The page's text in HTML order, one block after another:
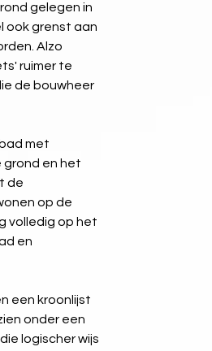
gelegen in
ook grenst aan
Alzo
ruimer te
de bouwheer
met
en het
de
op de
volledig op het
en
een kroonlijst
onder een
logischer wijs